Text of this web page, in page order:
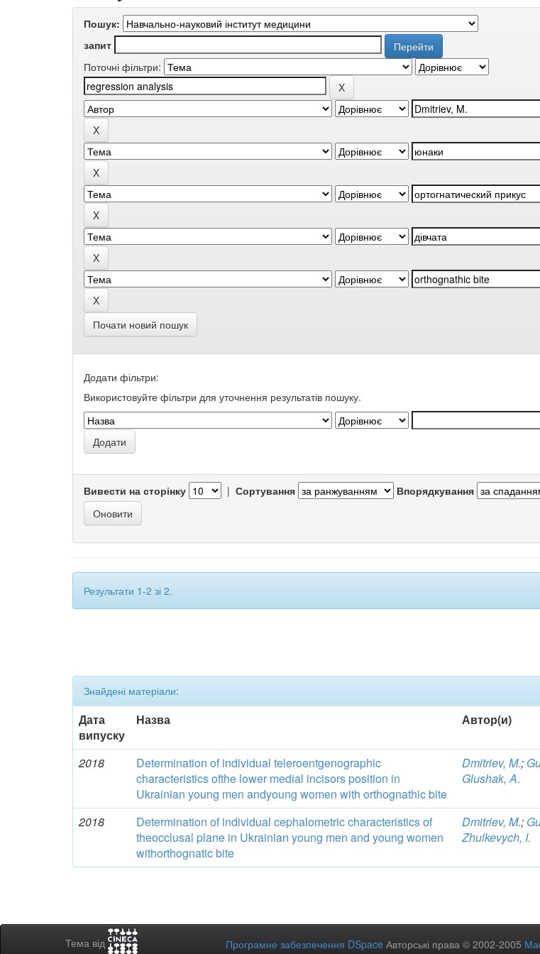
Пошук:
запит
Поточні фільтри:
Почати новий пошук
Додати фільтри:
Використовуйте фільтри для уточнення результатів пошуку.
Вивести на сторінку | Сортування Впорядкування
Результати 1-2 зі 2.
Знайдені матеріали:
Дата
випуску
Назва Автор(и)
2018
Determination of individual teleroentgenographic
characteristics ofthe lower medial incisors position in
Ukrainian young men andyoung women with orthognathic bite
Dmitriev, M.;
Glushak, A.
2018
Determination of individual cephalometric characteristics of
theocclusal plane in Ukrainian young men and young women
withorthognatic bite
Dmitriev, M.;
Zhulkevych, I.
Тема від Програмне забезпечення DSpace Авторські права © 2002-2005